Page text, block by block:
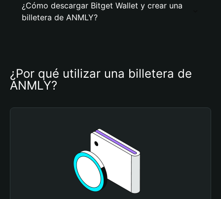
¿Cómo descargar Bitget Wallet y crear una
billetera de ANMLY?
¿Por qué utilizar una billetera de
ANMLY?